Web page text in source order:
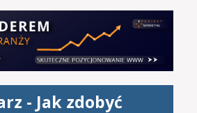
- Jak zdobyć